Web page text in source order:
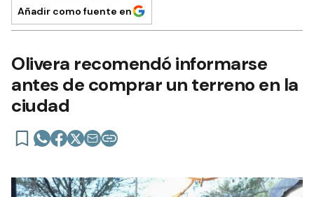
Añadir como fuente en
Olivera recomendó informarse
antes de comprar un terreno en la
ciudad